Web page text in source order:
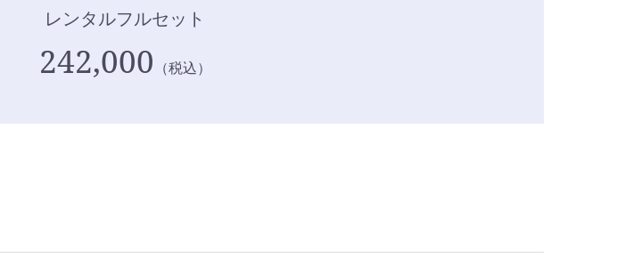
レンタルフルセット
242,000 （税込）